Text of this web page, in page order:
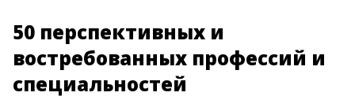
50 перспективных и
востребованных профессий и
специальностей